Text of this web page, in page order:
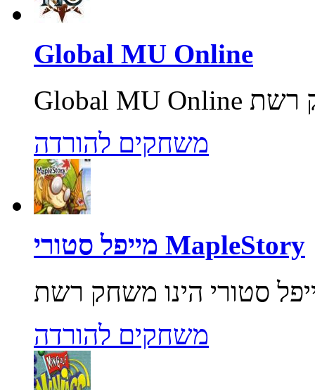
Global MU Online
משחקים להורדה
מייפל סטורי MapleStory
משחקים להורדה